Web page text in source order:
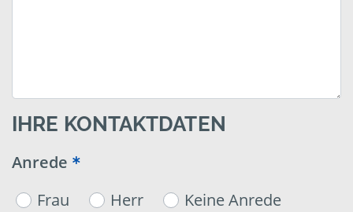
IHRE KONTAKTDATEN
Anrede
Frau
Herr Keine Anrede